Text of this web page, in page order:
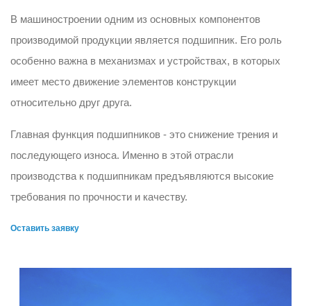
В машиностроении одним из основных компонентов
производимой продукции является подшипник. Его роль
особенно важна в механизмах и устройствах, в которых
имеет место движение элементов конструкции
относительно друг друга.
Главная функция подшипников - это снижение трения и
последующего износа. Именно в этой отрасли
производства к подшипникам предъявляются высокие
требования по прочности и качеству.
Оставить заявку